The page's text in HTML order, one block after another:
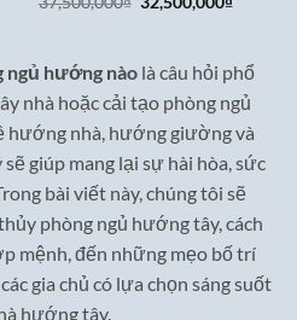
gốc
hướng nào là câu hỏi phổ
nhà hoặc cải tạo phòng ngủ
hướng nhà, hướng giường và
giúp mang lại sự hài hòa, sức
bài viết này, chúng tôi sẽ
phòng ngủ hướng tây, cách
mệnh, đến những mẹo bố trí
gia chủ có lựa chọn sáng suốt
hướng tây.